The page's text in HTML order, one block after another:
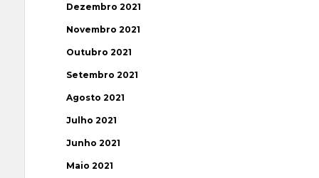
Dezembro 2021
Novembro 2021
Outubro 2021
Setembro 2021
Agosto 2021
Julho 2021
Junho 2021
Maio 2021